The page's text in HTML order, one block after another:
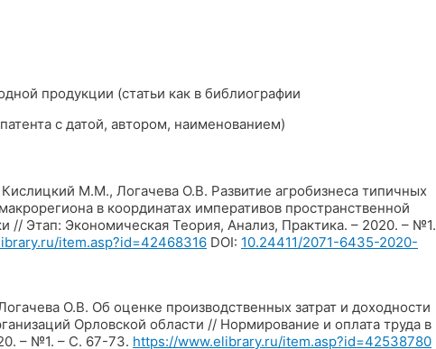
продукции (статьи как в библиографии
с датой, автором, наименованием)
М.М., Логачева О.В. Развитие агробизнеса типичных
в координатах императивов пространственной
// Этап: Экономическая Теория, Анализ, Практика. – 2020. – №1.
item.asp?id=42468316 DOI: 10.24411/2071-6435-2020-
О.В. Об оценке производственных затрат и доходности
Орловской области // Нормирование и оплата труда в
– №1. – С. 67-73. https://www.elibrary.ru/item.asp?id=42538780